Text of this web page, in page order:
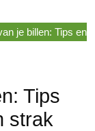
je billen: Tips en
Tips
strak